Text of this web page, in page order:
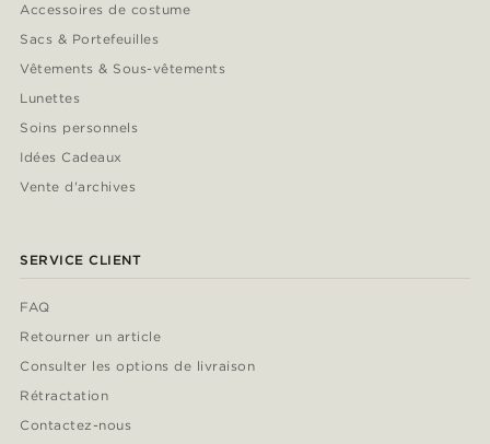
Accessoires de costume
Sacs & Portefeuilles
Vêtements & Sous-vêtements
Lunettes
Soins personnels
Idées Cadeaux
Vente d'archives
SERVICE CLIENT
FAQ
Retourner un article
Consulter les options de livraison
Rétractation
Contactez-nous